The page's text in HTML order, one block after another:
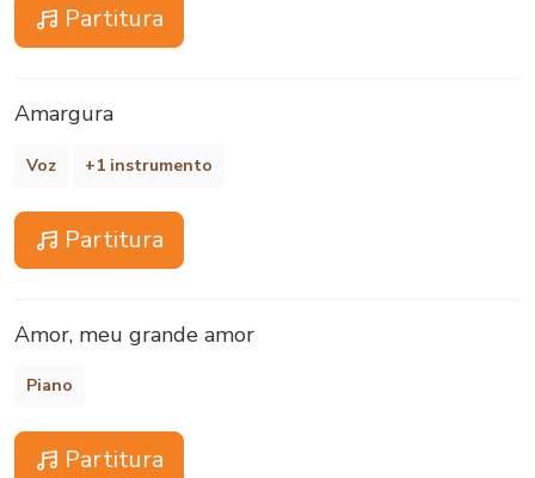
Partitura
Amargura
Voz +1 instrumento
Partitura
Amor, meu grande amor
Piano
Partitura